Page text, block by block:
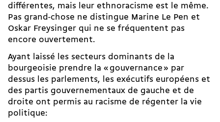
différentes, mais leur ethnoracisme est le même.
Pas grand-chose ne distingue Marine Le Pen et
Oskar Freysinger qui ne se fréquentent pas
encore ouvertement.
Ayant laissé les secteurs dominants de la
bourgeoisie prendre la « gouvernance » par
dessus les parlements, les exécutifs européens et
des partis gouvernementaux de gauche et de
droite ont permis au racisme de régenter la vie
politique: